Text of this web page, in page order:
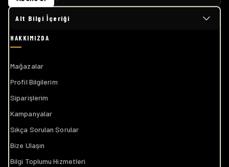
Alt Bilgi İçeriği
Mağazalar
Profil Bilgilerim
Siparişlerim
Kampanyalar
Sıkça Sorulan Sorular
Bize Ulaşın
Bilgi Toplumu Hizmetleri